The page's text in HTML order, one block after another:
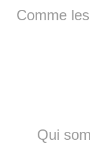
Comme
Qui